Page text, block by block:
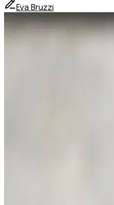
Eva Bruzzi